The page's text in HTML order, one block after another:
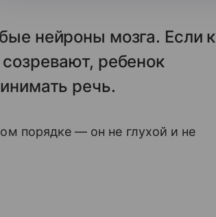
нейроны мозга. Если к
ребенок
речь.
порядке — он не глухой и не